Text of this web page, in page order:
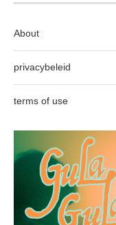
About
privacybeleid
terms of use